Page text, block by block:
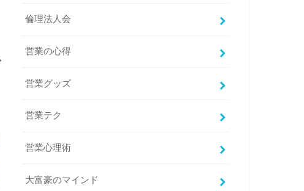
倫理法人会
営業の心得
営業グッズ
営業テク
営業心理術
大富豪のマインド